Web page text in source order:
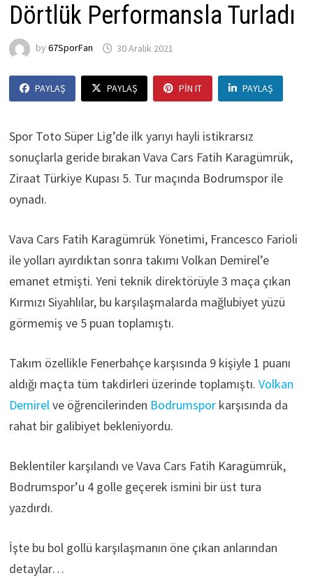
Dörtlük Performansla Turladı
by 67SporFan 30 Aralık 2021
PAYLAŞ PAYLAŞ PIN IT PAYLAŞ
Spor Toto Süper Lig’de ilk yarıyı hayli istikrarsız
sonuçlarla geride bırakan Vava Cars Fatih Karagümrük,
Ziraat Türkiye Kupası 5. Tur maçında Bodrumspor ile
oynadı.
Vava Cars Fatih Karagümrük Yönetimi, Francesco Farioli
ile yolları ayırdıktan sonra takımı Volkan Demirel’e
emanet etmişti. Yeni teknik direktörüyle 3 maça çıkan
Kırmızı Siyahlılar, bu karşılaşmalarda mağlubiyet yüzü
görmemiş ve 5 puan toplamıştı.
Takım özellikle Fenerbahçe karşısında 9 kişiyle 1 puanı
aldığı maçta tüm takdirleri üzerinde toplamıştı. Volkan
Demirelve öğrencilerinden Bodrumsporkarşısında da
rahat bir galibiyet bekleniyordu.
Beklentiler karşılandı ve Vava Cars Fatih Karagümrük,
Bodrumspor’u 4 golle geçerek ismini bir üst tura
yazdırdı.
İşte bu bol gollü karşılaşmanın öne çıkan anlarından
detaylar…